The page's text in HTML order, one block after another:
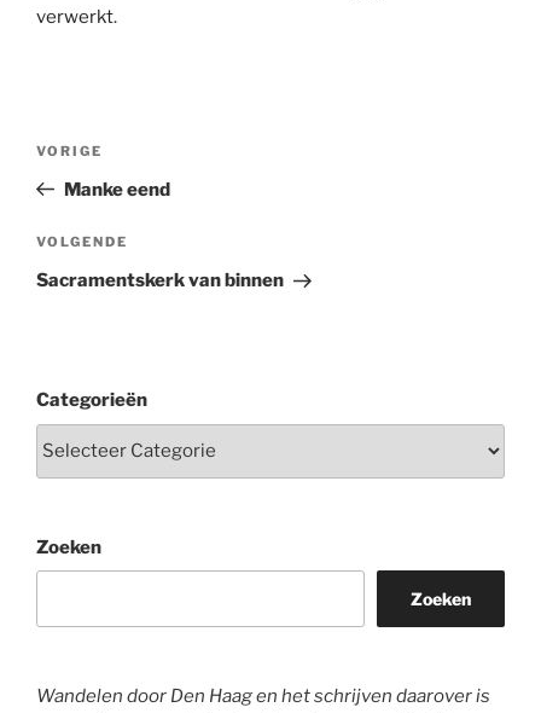
verwerkt.
Vorig
bericht
VORIGE
Manke eend
Volgend
bericht
VOLGENDE
Sacramentskerk van binnen
Categorieën
Zoeken
Zoeken
Wandelen door Den Haag en het schrijven daarover is